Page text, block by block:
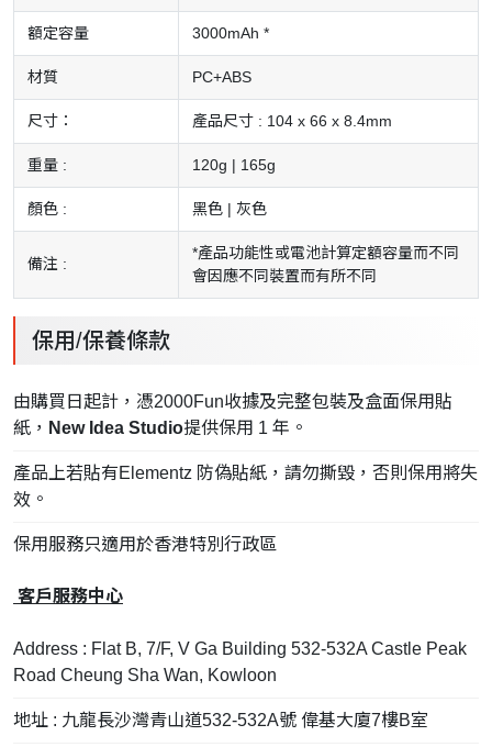
額定容量 3000mAh *
材質 PC+ABS
尺寸： 產品尺寸 : 104 x 66 x 8.4mm
重量 : 120g | 165g
顏色 : 黑色 | 灰色
備注 :
*產品功能性或電池計算定額容量而不同
會因應不同裝置而有所不同
保用/保養條款
由購買日起計，憑2000Fun收據及完整包裝及盒面保用貼
紙， New Idea Studio提供保用 1 年。
產品上若貼有Elementz 防偽貼紙，請勿撕毀，否則保用將失
效。
保用服務只適用於香港特別行政區
客戶服務中心
Address : Flat B, 7/F, V Ga Building 532-532A Castle Peak
Road Cheung Sha Wan, Kowloon
地址 : 九龍長沙灣青山道532-532A號 偉基大廈7樓B室